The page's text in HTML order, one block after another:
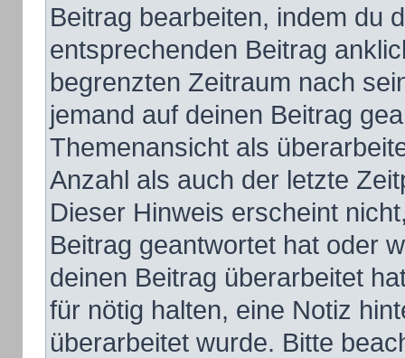
Beitrag bearbeiten, indem du
entsprechenden Beitrag
begrenzten Zeitraum nach
jemand auf deinen Beitrag
Themenansicht als
Anzahl als auch der letzte
Dieser Hinweis erscheint
Beitrag geantwortet hat oder
deinen Beitrag überarbeitet
für nötig halten, eine Notiz
überarbeitet wurde. Bitte